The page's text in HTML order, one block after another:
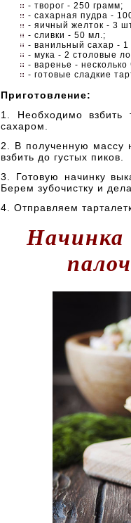
- творог - 250 грамм;
- сахарная пудра -
- яичный желток - 3
- сливки - 50 мл.;
- ванильный сахар - 1
- мука - 2 столовые
- варенье -
- готовые сладкие
Приготовление:
1. Необходимо взбить
сахаром.
2. В полученную массу
взбить до густых пиков.
3. Готовую начинку
Берем зубочистку и
4. Отправляем
Начинка